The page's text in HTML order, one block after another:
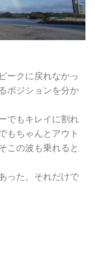
ークに戻れなかっ
ポジションを分か
でもキレイに割れ
もちゃんとアウト
この波も乗れると
った。それだけで